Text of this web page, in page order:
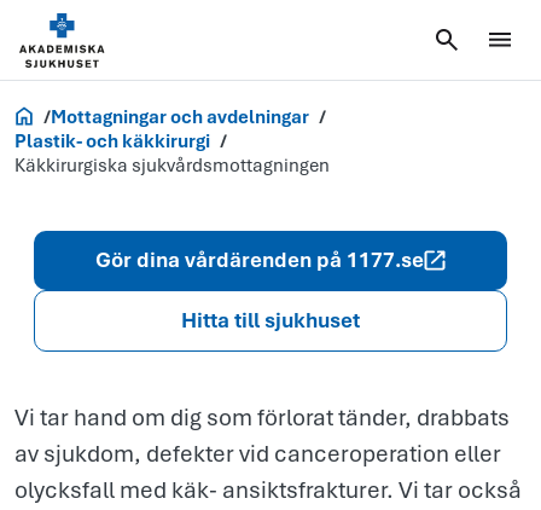
Akademiska.se
Mottagningar och avdelningar
Plastik- och käkkirurgi
Käkkirurgiska sjukvårdsmottagningen
Gör dina vårdärenden på 1177.se
Hitta till sjukhuset
Vi tar hand om dig som förlorat tänder, drabbats
av sjukdom, defekter vid canceroperation eller
olycksfall med käk- ansiktsfrakturer. Vi tar också